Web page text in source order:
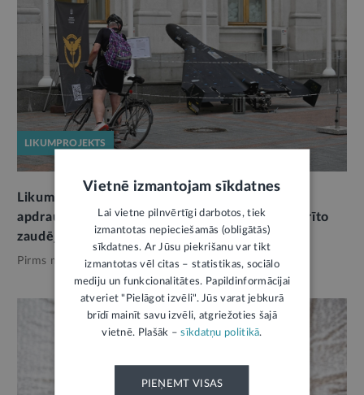
LIKUMPROJEKTS
Likumā regulēs pasākumu norisi gaisa
apdraudējuma gadījumos. Ieviesīs dronu nodarīto
zaudējumu kompensācijas mehānismu
Pirms mēneša, Tava drošība
Vietnē izmantojam sīkdatnes
Lai vietne pilnvērtīgi darbotos, tiek
izmantotas nepieciešamās (obligātās)
sīkdatnes. Ar Jūsu piekrišanu var tikt
izmantotas vēl citas – statistikas, sociālo
mediju un funkcionalitātes. Papildinformācijai
atveriet "Pielāgot izvēli". Jūs varat jebkurā
brīdī mainīt savu izvēli, atgriežoties šajā
vietnē. Plašāk –sīkdatņu politikā.
PIEŅEMT VISAS